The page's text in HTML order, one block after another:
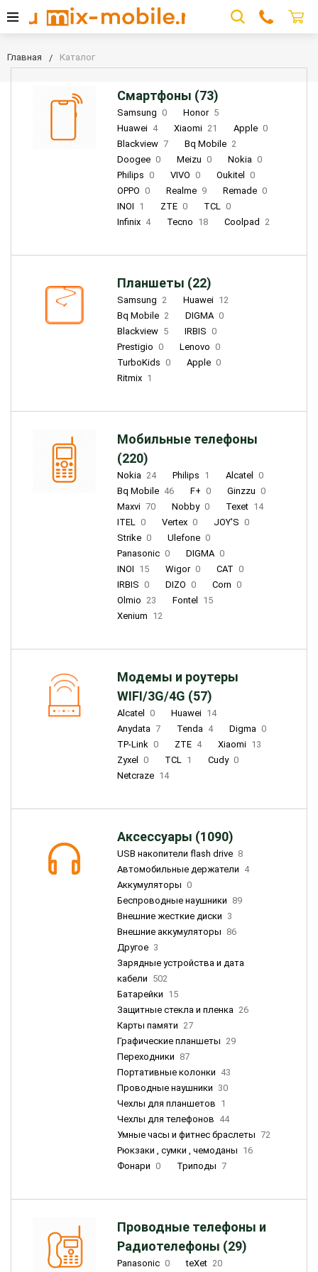
Главная Каталог
Смартфоны (73)
Samsung 0 Honor 5
Huawei 4 Xiaomi 21 Apple 0
Blackview 7 Bq Mobile 2
Doogee 0 Meizu 0 Nokia 0
Philips 0 VIVO 0 Oukitel
0
OPPO 0 Realme 9 Remade 0
INOI 1 ZTE 0 TCL 0
Infinix 4 Tecno 18 Coolpad 2
Планшеты (22)
Samsung 2 Huawei 12
Bq Mobile 2 DIGMA 0
Blackview 5 IRBIS 0
Prestigio 0 Lenovo 0
TurboKids 0 Apple 0
Ritmix 1
Мобильные телефоны
(220)
Nokia 24 Philips 1 Alcatel
0
Bq Mobile 46 F+ 0 Ginzzu 0
Maxvi 70 Nobby 0 Texet 14
ITEL 0 Vertex 0 JOY'S 0
Strike 0 Ulefone 0
Panasonic 0 DIGMA 0
INOI 15 Wigor 0 CAT 0
IRBIS 0 DIZO 0 Corn 0
Olmio 23 Fontel
15
Xenium 12
Модемы и роутеры
WIFI/3G/4G (57)
Alcatel 0 Huawei 14
Anydata 7 Tenda 4 Digma 0
TP-Link 0 ZTE 4 Xiaomi 13
Zyxel
0 TCL 1 Cudy 0
Netcraze 14
Аксессуары (1090)
USB накопители flash drive 8
Автомобильные держатели 4
Аккумуляторы 0
Беспроводные наушники 89
Внешние жесткие диски 3
Внешние аккумуляторы 86
Другое 3
Зарядные устройства и дата
кабели 502
Батарейки 15
Защитные стекла и пленка 26
Карты памяти 27
Графические планшеты 29
Переходники 87
Портативные колонки 43
Проводные наушники 30
Чехлы для планшетов 1
Чехлы для телефонов 44
Умные часы и фитнес браслеты 72
Рюкзаки , сумки , чемоданы 16
Фонари 0 Триподы 7
Проводные телефоны и
Радиотелефоны (29)
Panasonic 0 teXet 20